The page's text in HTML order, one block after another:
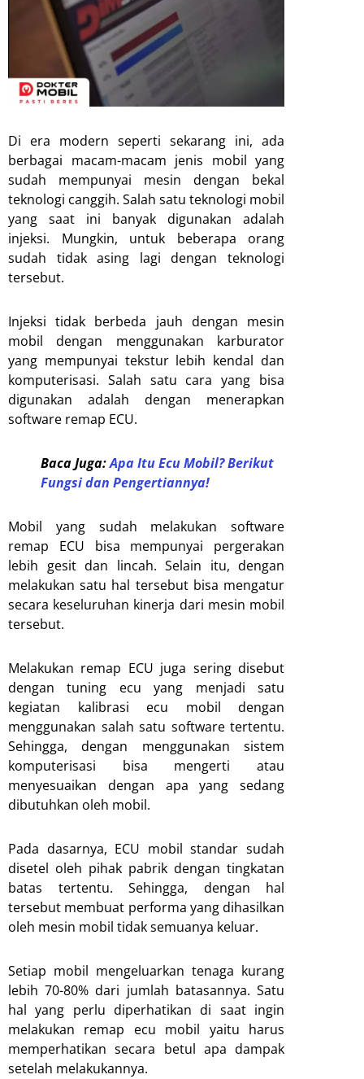
Di era modern seperti sekarang ini, ada
berbagai macam-macam jenis mobil yang
sudah mempunyai mesin dengan bekal
teknologi canggih. Salah satu teknologi mobil
yang saat ini banyak digunakan adalah
injeksi. Mungkin, untuk beberapa orang
sudah tidak asing lagi dengan teknologi
tersebut.
Injeksi tidak berbeda jauh dengan mesin
mobil dengan menggunakan karburator
yang mempunyai tekstur lebih kendal dan
komputerisasi. Salah satu cara yang bisa
digunakan adalah dengan menerapkan
software remap ECU.
Baca Juga:Apa Itu Ecu Mobil? Berikut
Fungsi dan Pengertiannya!
Mobil yang sudah melakukan software
remap ECU bisa mempunyai pergerakan
lebih gesit dan lincah. Selain itu, dengan
melakukan satu hal tersebut bisa mengatur
secara keseluruhan kinerja dari mesin mobil
tersebut.
Melakukan remap ECU juga sering disebut
dengan tuning ecu yang menjadi satu
kegiatan kalibrasi ecu mobil dengan
menggunakan salah satu software tertentu.
Sehingga, dengan menggunakan sistem
komputerisasi bisa mengerti atau
menyesuaikan dengan apa yang sedang
dibutuhkan oleh mobil.
Pada dasarnya, ECU mobil standar sudah
disetel oleh pihak pabrik dengan tingkatan
batas tertentu. Sehingga, dengan hal
tersebut membuat performa yang dihasilkan
oleh mesin mobil tidak semuanya keluar.
Setiap mobil mengeluarkan tenaga kurang
lebih 70-80% dari jumlah batasannya. Satu
hal yang perlu diperhatikan di saat ingin
melakukan remap ecu mobil yaitu harus
memperhatikan secara betul apa dampak
setelah melakukannya.